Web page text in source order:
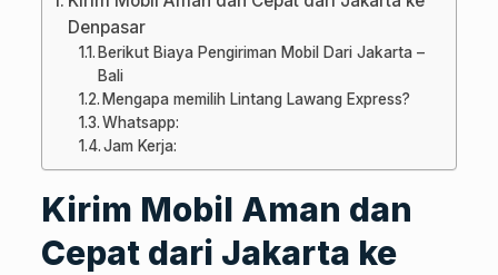
Denpasar
Berikut Biaya Pengiriman Mobil Dari Jakarta –
Bali
Mengapa memilih Lintang Lawang Express?
Whatsapp:
Jam Kerja:
Kirim Mobil Aman dan
Cepat dari Jakarta ke